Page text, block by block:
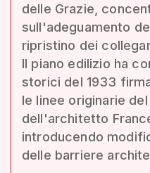
delle Grazie,
sull'adeguamento
ripristino dei
Il piano edilizio ha
storici del 1933
le linee originarie
dell'architetto
introducendo
delle barriere